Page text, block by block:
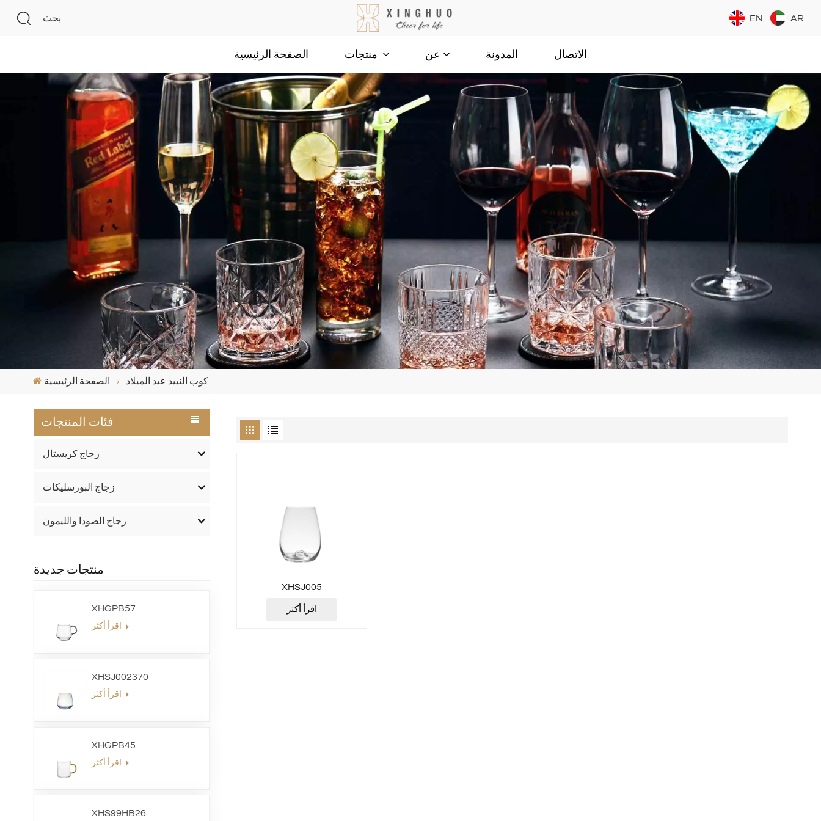
بحث EN AR
الصفحة الرئيسية عن المدونة الاتصال
الصفحة الرئيسية كوب النبيذ عيد الميلاد
فئات المنتجات
زجاج كريستال
زجاج البورسليكات
زجاج الصودا والليمون
منتجات جديدة
XHGPB57
XHSJ002370
XHGPB45
XHS99HB26
XHSJ005
اقرأ أكثر